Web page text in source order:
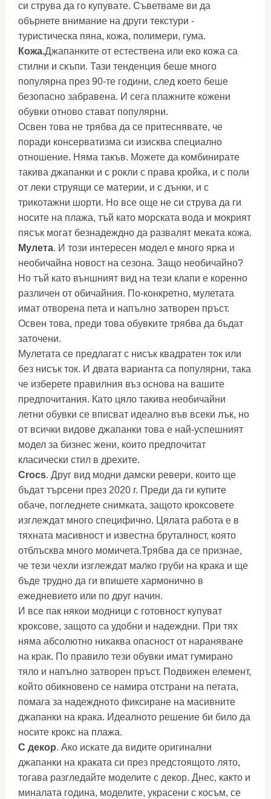
си струва да го купувате. Съветваме ви да
обърнете внимание на други текстури -
туристическа пяна, кожа, полимери, гума.
Кожа.Джапанките от естествена или еко кожа са
стилни и скъпи. Тази тенденция беше много
популярна през 90-те години, след което беше
безопасно забравена. И сега плажните кожени
обувки отново стават популярни.
Освен това не трябва да се притеснявате, че
поради консерватизма си изисква специално
отношение. Няма такъв. Можете да комбинирате
такива джапанки и с рокли с права кройка, и с поли
от леки струящи се материи, и с дънки, и с
трикотажни шорти. Но все още не си струва да ги
носите на плажа, тъй като морската вода и мокрият
пясък могат безнадеждно да развалят меката кожа.
Мулета. И този интересен модел е много ярка и
необичайна новост на сезона. Защо необичайно?
Но тъй като външният вид на тези клапи е коренно
различен от обичайния. По-конкретно, мулетата
имат отворена пета и напълно затворен пръст.
Освен това, преди това обувките трябва да бъдат
заточени.
Мулетата се предлагат с нисък квадратен ток или
без нисък ток. И двата варианта са популярни, така
че изберете правилния въз основа на вашите
предпочитания. Като цяло такива необичайни
летни обувки се вписват идеално във всеки лък, но
от всички видове джапанки това е най-успешният
модел за бизнес жени, които предпочитат
класически стил в дрехите.
Crocs. Друг вид модни дамски ревери, които ще
бъдат търсени през 2020 г. Преди да ги купите
обаче, погледнете снимката, защото кроксовете
изглеждат много специфично. Цялата работа е в
тяхната масивност и известна бруталност, която
отблъсква много момичета.Трябва да се признае,
че тези чехли изглеждат малко груби на крака и ще
бъде трудно да ги впишете хармонично в
ежедневието или по друг начин.
И все пак някои модници с готовност купуват
кроксове, защото са удобни и надеждни. При тях
няма абсолютно никаква опасност от нараняване
на крак. По правило тези обувки имат гумирано
тяло и напълно затворен пръст. Подвижен елемент,
който обикновено се намира отстрани на петата,
помага за надеждното фиксиране на масивните
джапанки на крака. Идеалното решение би било да
носите крокс на плажа.
С декор. Ако искате да видите оригинални
джапанки на краката си през предстоящото лято,
тогава разгледайте моделите с декор. Днес, както и
миналата година, моделите, украсени с косъм, се